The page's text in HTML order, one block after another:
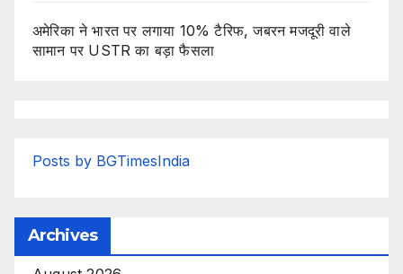
अमेरिका ने भारत पर लगाया 10% टैरिफ, जबरन मजदूरी वाले
सामान पर USTR का बड़ा फैसला
Posts by BGTimesIndia
Archives